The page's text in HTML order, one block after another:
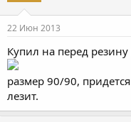
22 Июн 2013
Купил на перед резину
размер 90/90,
лезит.